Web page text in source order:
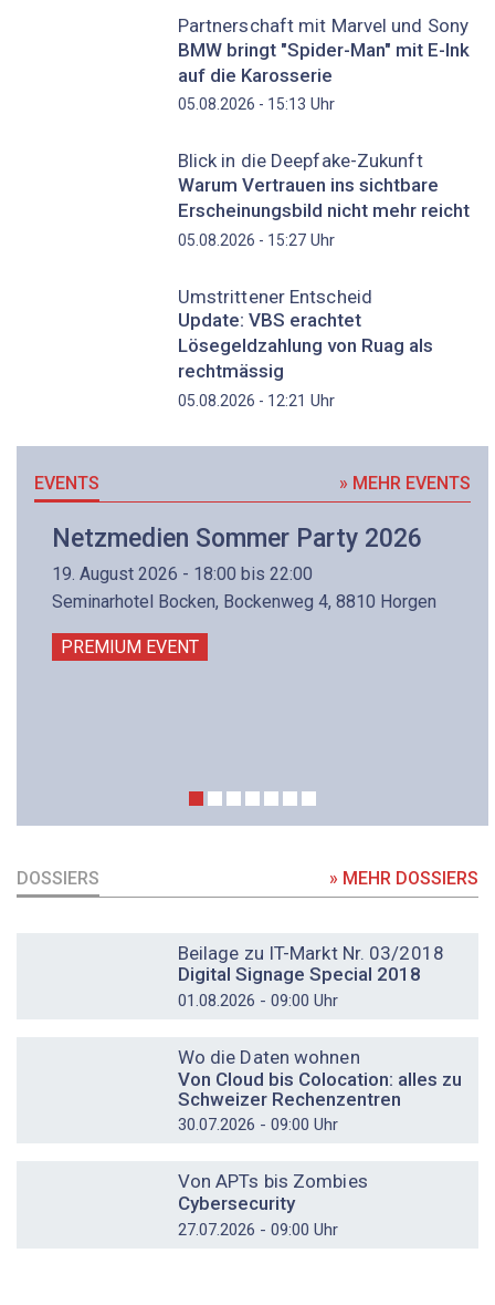
Partnerschaft mit Marvel und Sony
BMW bringt "Spider-Man" mit E-Ink
auf die Karosserie
05.08.2026 - 15:13 Uhr
Blick in die Deepfake-Zukunft
Warum Vertrauen ins sichtbare
Erscheinungsbild nicht mehr reicht
05.08.2026 - 15:27Uhr
Umstrittener Entscheid
Update: VBS erachtet
Lösegeldzahlung von Ruag als
rechtmässig
05.08.2026 - 12:21 Uhr
EVENTS » MEHR EVENTS
Netzmedien Sommer Party 2026
19. August 2026 - 18:00 bis 22:00
Seminarhotel Bocken, Bockenweg 4, 8810 Horgen
PREMIUM EVENT
DOSSIERS » MEHR DOSSIERS
Beilage zu IT-Markt Nr. 03/2018
Digital Signage Special 2018
01.08.2026 - 09:00 Uhr
Wo die Daten wohnen
Von Cloud bis Colocation: alles zu
Schweizer Rechenzentren
30.07.2026 - 09:00 Uhr
Von APTs bis Zombies
Cybersecurity
27.07.2026 - 09:00 Uhr